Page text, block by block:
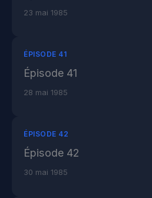
23 mai 1985
ÉPISODE 41
Épisode 41
28 mai 1985
ÉPISODE 42
Épisode 42
30 mai 1985